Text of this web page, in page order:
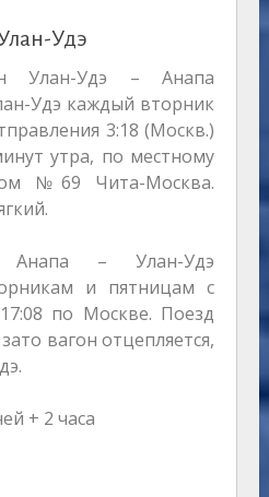
Удэ
Улан-Удэ – Анапа
Удэ каждый вторник
3:18 (Москв.)
утра, по местному
№69 Чита-Москва.
Анапа – Улан-Удэ
и пятницам с
по Москве. Поезд
вагон отцепляется,
+ 2 часа